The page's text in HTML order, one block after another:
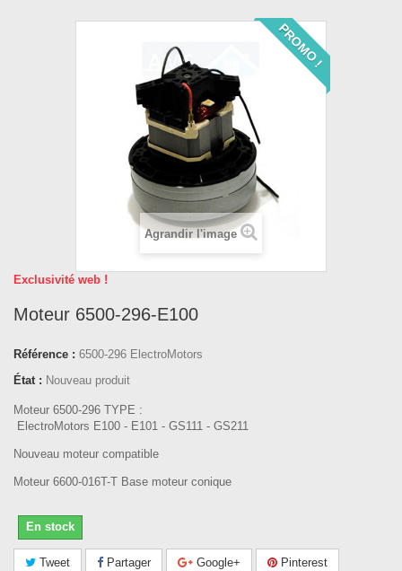
PROMO !
Agrandir l'image
Exclusivité web !
Moteur 6500-296-E100
Référence : 6500-296 ElectroMotors
État : Nouveau produit
Moteur 6500-296 TYPE :
ElectroMotors E100 - E101 - GS111 - GS211
Nouveau moteur compatible
Moteur 6600-016T-T Base moteur conique
En stock
Tweet Partager Google+ Pinterest